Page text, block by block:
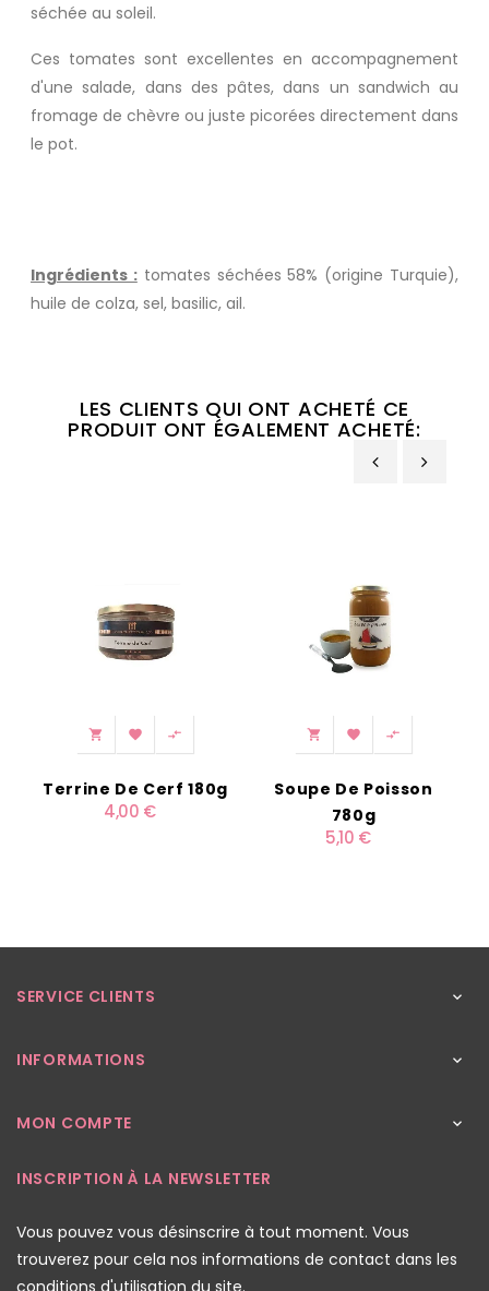
séchée au soleil.
Ces tomates sont excellentes en accompagnement
d'une salade, dans des pâtes, dans un sandwich au
fromage de chèvre ou juste picorées directement dans
le pot.
Ingrédients :tomates séchées 58% (origine Turquie),
huile de colza, sel, basilic, ail.
LES CLIENTS QUI ONT ACHETÉ CE
PRODUIT ONT ÉGALEMENT ACHETÉ:
  
Terrine De Cerf 180g
4,00 €
  
Soupe De Poisson
780g
5,10 €
SERVICE CLIENTS 
INFORMATIONS 
MON COMPTE 
INSCRIPTION À LA NEWSLETTER
Vous pouvez vous désinscrire à tout moment. Vous
trouverez pour cela nos informations de contact dans les
conditions d'utilisation du site.